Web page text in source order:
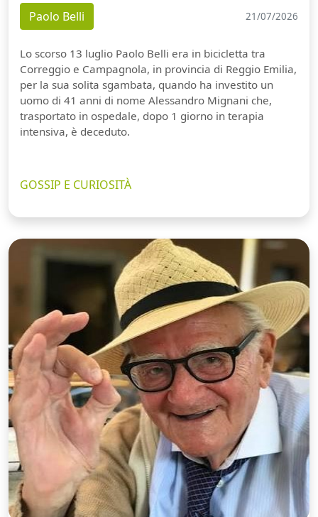
Paolo Belli 21/07/2026
Lo scorso 13 luglio Paolo Belli era in bicicletta tra
Correggio e Campagnola, in provincia di Reggio Emilia,
per la sua solita sgambata, quando ha investito un
uomo di 41 anni di nome Alessandro Mignani che,
trasportato in ospedale, dopo 1 giorno in terapia
intensiva, è deceduto.
GOSSIP E CURIOSITÀ